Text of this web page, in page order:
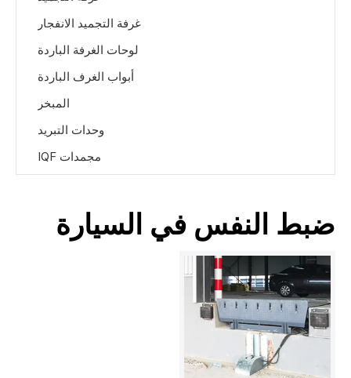
غرفة التجميد الانفجار
لوحات الغرفة الباردة
أبواب الغرف الباردة
المبخر
وحدات التبريد
مجمدات IQF
ضبط النفس في السيارة